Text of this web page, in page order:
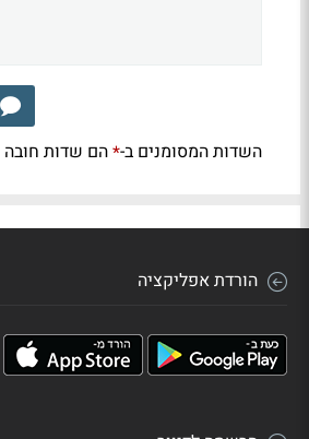
השדות המסומנים ב-*הם שדות חובה
הורדת אפליקציה